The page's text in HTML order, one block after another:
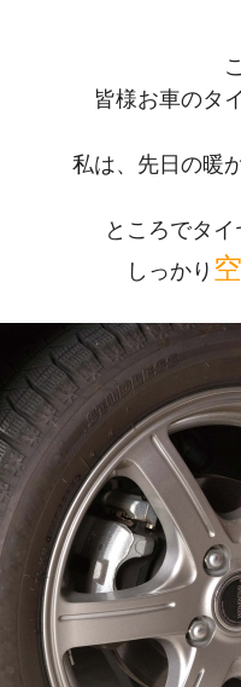
皆様お車のタ
私は、先日の暖
ところでタ
しっかり